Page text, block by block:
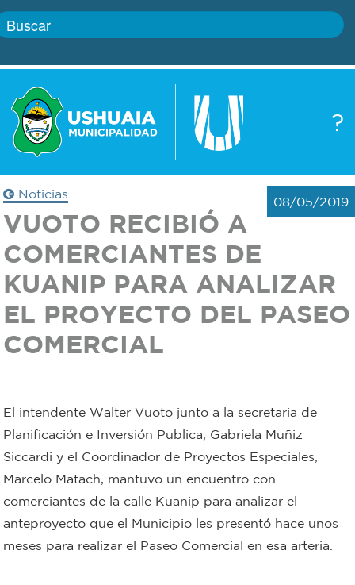
?
Boletín
Defensa
civil
Zoonosis
Rentas
Municipal
Mi
bondi
Gobierno
Trámites
Transparencia
Actualidad
Correo
municipal
Noticias
08/05/2019
VUOTO RECIBIÓ A
COMERCIANTES DE
KUANIP PARA ANALIZAR
EL PROYECTO DEL PASEO
COMERCIAL
El intendente Walter Vuoto junto a la secretaria de
Planificación e Inversión Publica, Gabriela Muñiz
Siccardi y el Coordinador de Proyectos Especiales,
Marcelo Matach, mantuvo un encuentro con
comerciantes de la calle Kuanip para analizar el
anteproyecto que el Municipio les presentó hace unos
meses para realizar el Paseo Comercial en esa arteria.